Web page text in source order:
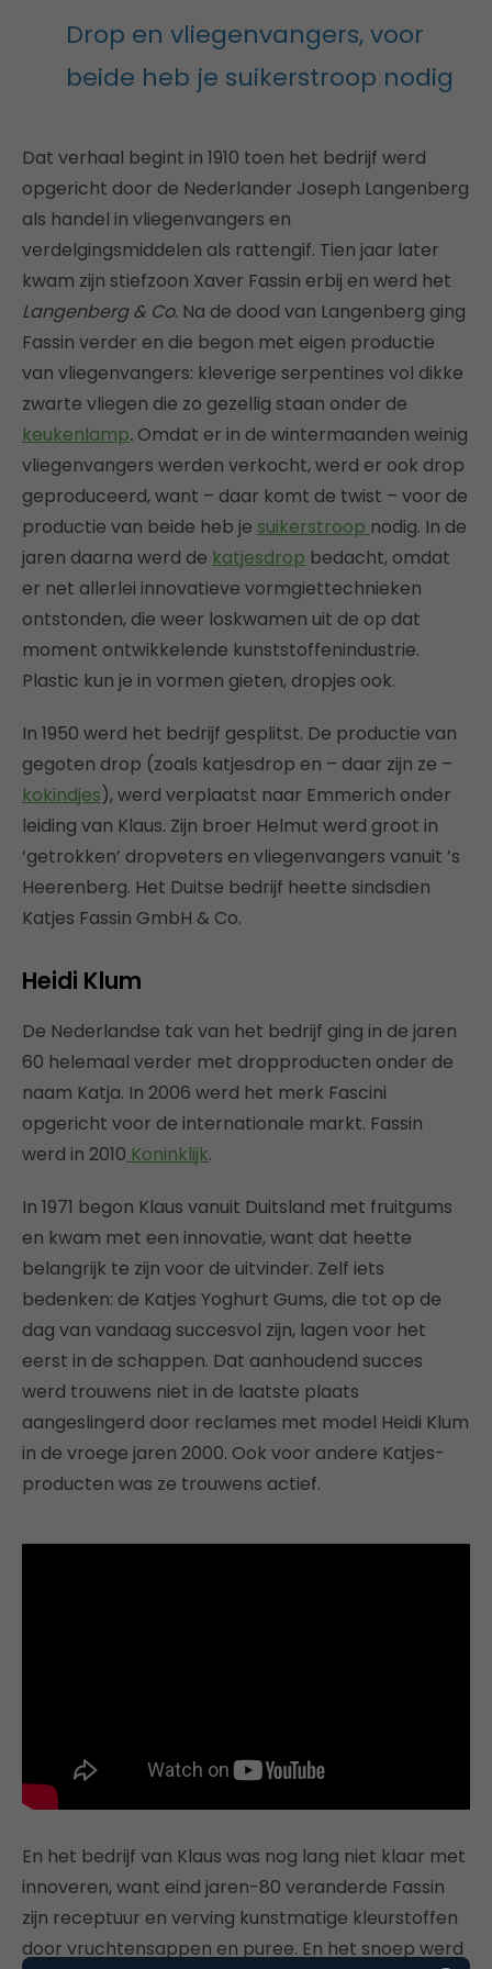
Drop en vliegenvangers, voor
beide heb je suikerstroop nodig
Dat verhaal begint in 1910 toen het bedrijf werd
opgericht door de Nederlander Joseph Langenberg
als handel in vliegenvangers en
verdelgingsmiddelen als rattengif. Tien jaar later
kwam zijn stiefzoon Xaver Fassin erbij en werd het
Langenberg & Co. Na de dood van Langenberg ging
Fassin verder en die begon met eigen productie
van vliegenvangers: kleverige serpentines vol dikke
zwarte vliegen die zo gezellig staan onder de
keukenlamp. Omdat er in de wintermaanden weinig
vliegenvangers werden verkocht, werd er ook drop
geproduceerd, want – daar komt de twist – voor de
productie van beide heb je suikerstroop nodig. In de
jaren daarna werd de katjesdrop bedacht, omdat
er net allerlei innovatieve vormgiettechnieken
ontstonden, die weer loskwamen uit de op dat
moment ontwikkelende kunststoffenindustrie.
Plastic kun je in vormen gieten, dropjes ook.
In 1950 werd het bedrijf gesplitst. De productie van
gegoten drop (zoals katjesdrop en – daar zijn ze –
kokindjes), werd verplaatst naar Emmerich onder
leiding van Klaus. Zijn broer Helmut werd groot in
‘getrokken’ dropveters en vliegenvangers vanuit ’s
Heerenberg. Het Duitse bedrijf heette sindsdien
Katjes Fassin GmbH & Co.
Heidi Klum
De Nederlandse tak van het bedrijf ging in de jaren
60 helemaal verder met dropproducten onder de
naam Katja. In 2006 werd het merk Fascini
opgericht voor de internationale markt. Fassin
werd in 2010 Koninklijk.
In 1971 begon Klaus vanuit Duitsland met fruitgums
en kwam met een innovatie, want dat heette
belangrijk te zijn voor de uitvinder. Zelf iets
bedenken: de Katjes Yoghurt Gums, die tot op de
dag van vandaag succesvol zijn, lagen voor het
eerst in de schappen. Dat aanhoudend succes
werd trouwens niet in de laatste plaats
aangeslingerd door reclames met model Heidi Klum
in de vroege jaren 2000. Ook voor andere Katjes-
producten was ze trouwens actief.
En het bedrijf van Klaus was nog lang niet klaar met
innoveren, want eind jaren-80 veranderde Fassin
zijn receptuur en verving kunstmatige kleurstoffen
door vruchtensappen en puree. En het snoep werd